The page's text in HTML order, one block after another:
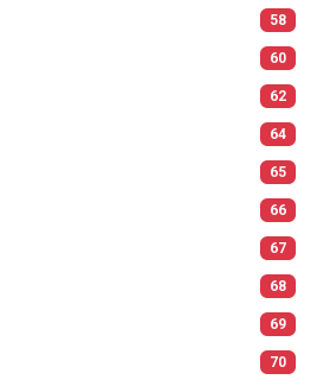
58
60
62
64
65
66
67
68
69
70